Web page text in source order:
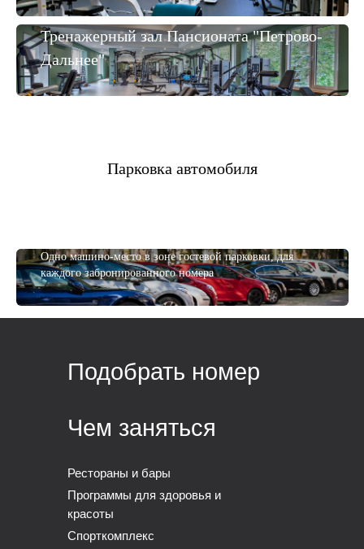
Тренажерный зал Пансионата "Петрово-
Дальнее"
Парковка автомобиля
Одно машино-место в зоне гостевой парковки, для
каждого забронированного номера
Рестораны и бары
Программы для здоровья и
красоты
Спорткомплекс
Подобрать номер
Чем заняться